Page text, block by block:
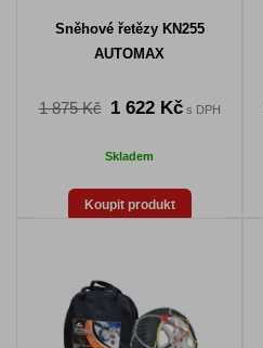
Sněhové řetězy KN255
AUTOMAX
1 875 Kč 1 622 Kčs DPH
Skladem
Koupit produkt